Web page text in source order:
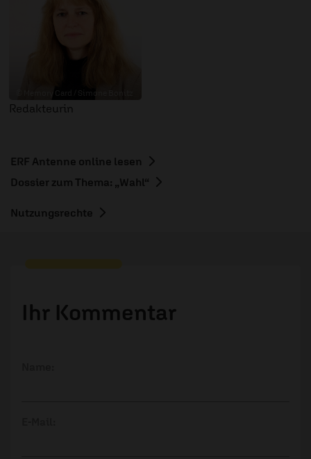
Redakteurin
ERF Antenne online lesen
Dossier zum Thema: „Wahl“
Nutzungsrechte
Ihr Kommentar